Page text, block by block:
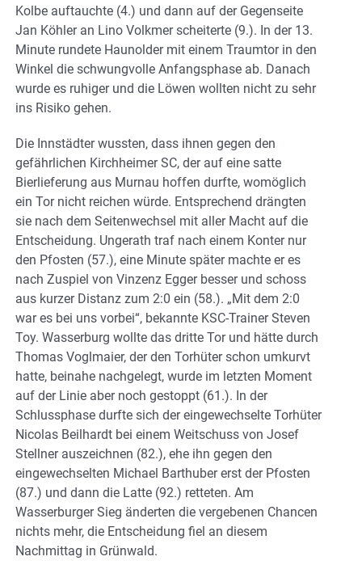
Kolbe auftauchte (4.) und dann auf der Gegenseite
Jan Köhler an Lino Volkmer scheiterte (9.). In der 13.
Minute rundete Haunolder mit einem Traumtor in den
Winkel die schwungvolle Anfangsphase ab. Danach
wurde es ruhiger und die Löwen wollten nicht zu sehr
ins Risiko gehen.
Die Innstädter wussten, dass ihnen gegen den
gefährlichen Kirchheimer SC, der auf eine satte
Bierlieferung aus Murnau hoffen durfte, womöglich
ein Tor nicht reichen würde. Entsprechend drängten
sie nach dem Seitenwechsel mit aller Macht auf die
Entscheidung. Ungerath traf nach einem Konter nur
den Pfosten (57.), eine Minute später machte er es
nach Zuspiel von Vinzenz Egger besser und schoss
aus kurzer Distanz zum 2:0 ein (58.). „Mit dem 2:0
war es bei uns vorbei“, bekannte KSC-Trainer Steven
Toy. Wasserburg wollte das dritte Tor und hätte durch
Thomas Voglmaier, der den Torhüter schon umkurvt
hatte, beinahe nachgelegt, wurde im letzten Moment
auf der Linie aber noch gestoppt (61.). In der
Schlussphase durfte sich der eingewechselte Torhüter
Nicolas Beilhardt bei einem Weitschuss von Josef
Stellner auszeichnen (82.), ehe ihn gegen den
eingewechselten Michael Barthuber erst der Pfosten
(87.) und dann die Latte (92.) retteten. Am
Wasserburger Sieg änderten die vergebenen Chancen
nichts mehr, die Entscheidung fiel an diesem
Nachmittag in Grünwald.